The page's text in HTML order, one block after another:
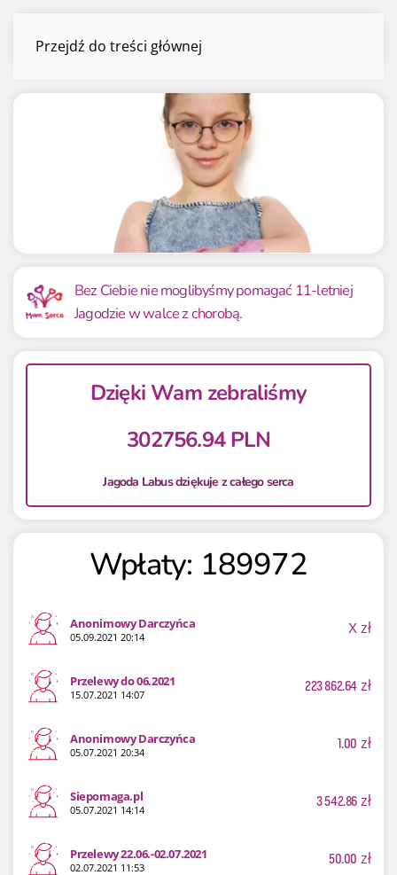
Przejdź do treści głównejJagoda Labus
Mamy już
302 756.94 zł
Potrzebujemy
189 972 zł
159.37% 159.37%
Bez Ciebie nie moglibyśmy pomagać 11-letniej
Jagodzie w walce z chorobą.
Dzięki Wam zebraliśmy
302756.94 PLN
Jagoda Labus dziękuje z całego serca
Wpłaty: 189972
Anonimowy Darczyńca
05.09.2021 20:14 Xzł
Przelewy do 06.2021
15.07.2021 14:07 223 862.64zł
Anonimowy Darczyńca
05.07.2021 20:34 1.00 zł
Siepomaga.pl
05.07.2021 14:14 3 542.86zł
Przelewy 22.06.-02.07.2021
02.07.2021 11:53 50.00 zł